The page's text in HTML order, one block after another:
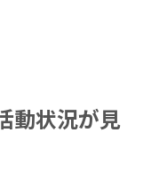
動状況が見